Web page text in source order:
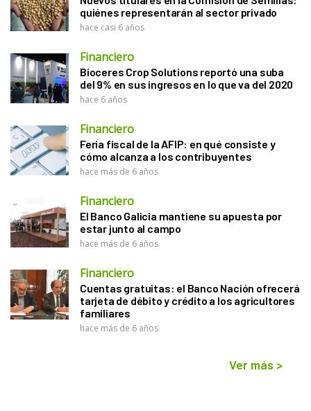
quiénes representarán al sector privado
hace casi 6 años
Financiero
Bioceres Crop Solutions reportó una suba
del 9% en sus ingresos en lo que va del 2020
hace 6 años
Financiero
Feria fiscal de la AFIP: en qué consiste y
cómo alcanza a los contribuyentes
hace más de 6 años
Financiero
El Banco Galicia mantiene su apuesta por
estar junto al campo
hace más de 6 años
Financiero
Cuentas gratuitas: el Banco Nación ofrecerá
tarjeta de débito y crédito a los agricultores
familiares
hace más de 6 años
Ver más >